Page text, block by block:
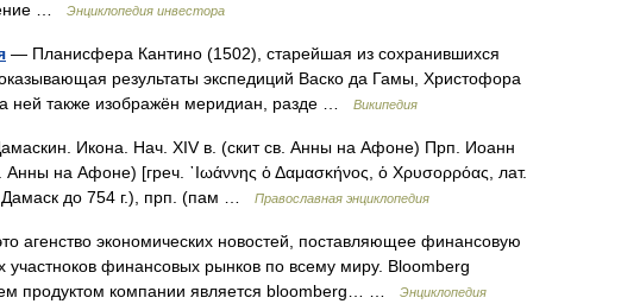
…
Энциклопедия инвестора
— Планисфера Кантино (1502), старейшая из сохранившихся
результаты экспедиций Васко да Гамы, Христофора
ней также изображён меридиан, разде …
Википедия
Икона. Нач. XIV в. (скит св. Анны на Афоне) Прп. Иоанн
на Афоне) [греч. ᾿Ιωάννης ὁ Δαμασκήνος, ὁ Χρυσορρόας, лат.
до 754 г.), прп. (пам …
Православная энциклопедия
агенство экономических новостей, поставляющее финансовую
финансовых рынков по всему миру. Bloomberg
продуктом компании является bloomberg… …
Энциклопедия